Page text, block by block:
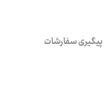
پیگیری سفارشات